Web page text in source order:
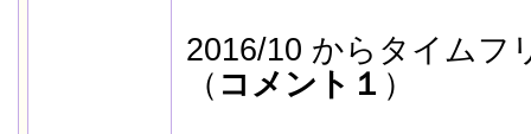
2016/10 からタイムフ
（ コメント１ ）